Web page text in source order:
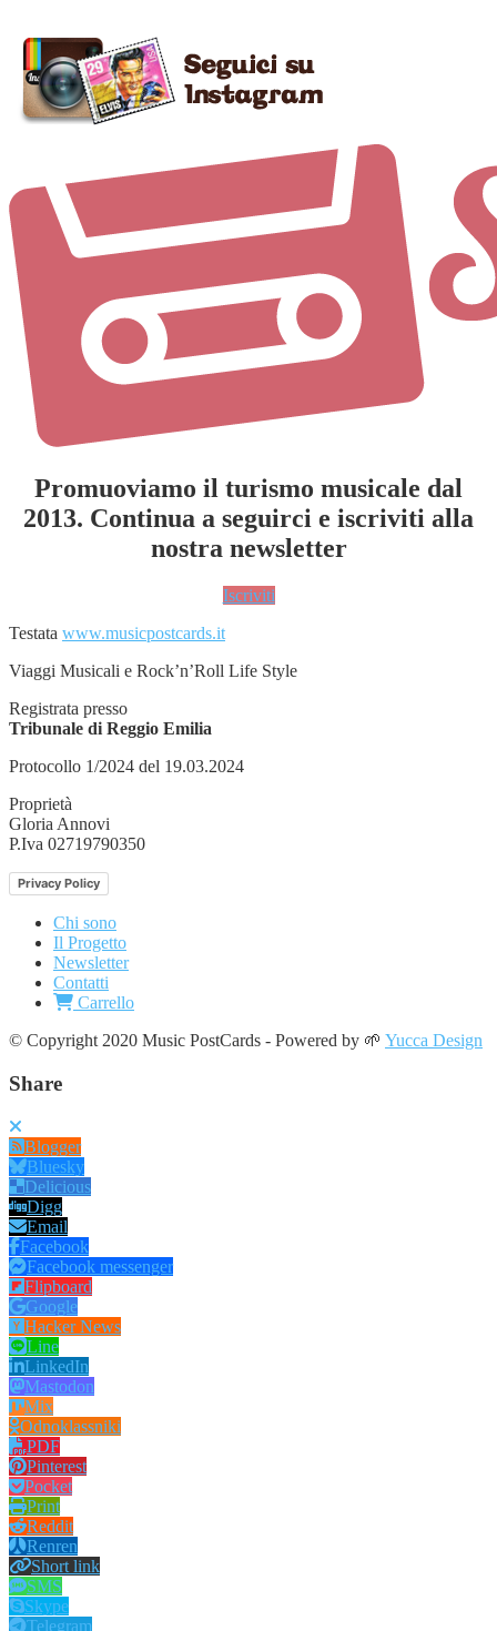
Promuoviamo il turismo musicale dal
2013. Continua a seguirci e iscriviti alla
nostra newsletter
Iscriviti
Testata www.musicpostcards.it
Viaggi Musicali e Rock’n’Roll Life Style
Registrata presso
Tribunale di Reggio Emilia
Protocollo 1/2024 del 19.03.2024
Proprietà
Gloria Annovi
P.Iva 02719790350
Privacy Policy
Chi sono
Il Progetto
Newsletter
Contatti
Carrello
© Copyright 2020 Music PostCards - Powered by 🌱 Yucca Design
Share
Blogger
Bluesky
Delicious
Digg
Email
Facebook
Facebook messenger
Flipboard
Google
Hacker News
Line
LinkedIn
Mastodon
Mix
Odnoklassniki
PDF
Pinterest
Pocket
Print
Reddit
Renren
Short link
SMS
Skype
Telegram